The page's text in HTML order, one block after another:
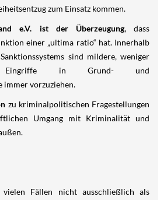
zum Einsatz kommen.
e.V. ist der Überzeugung, dass
einer „ultima ratio“ hat. Innerhalb
sind mildere, weniger
Eingriffe in Grund- und
immer vorzuziehen.
zu kriminalpolitischen Fragestellungen
Umgang mit Kriminalität und
Fällen nicht ausschließlich als